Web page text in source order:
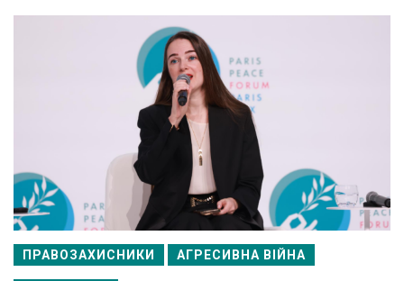
ПРАВОЗАХИСНИКИ АГРЕСИВНА ВІЙНА